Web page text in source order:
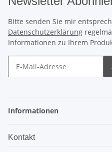
Bitte senden Sie mir
Datenschutzerklärung
Informationen zu Ihrem
Informationen
Kontakt